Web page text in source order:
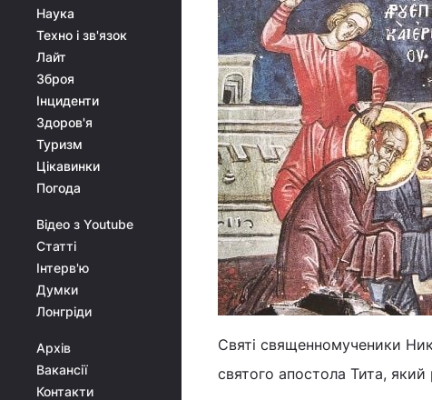
Наука
Техно і зв'язок
Лайт
Зброя
Інциденти
Здоров'я
Туризм
Цікавинки
Погода
Відео з Youtube
Статті
Інтерв'ю
Думки
Лонгріди
Архів
Вакансії
Контакти
Святі священномученики
святого апостола Тита,